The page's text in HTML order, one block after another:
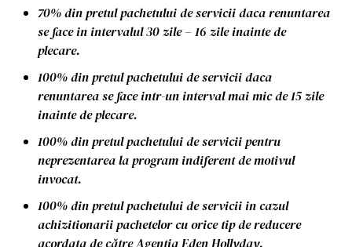
70% din pretul pachetului de servicii daca renuntarea
se face in intervalul 30 zile – 16 zile inainte de
plecare.
100% din pretul pachetului de servicii daca
renuntarea se face intr-un interval mai mic de 15 zile
inainte de plecare.
100% din pretul pachetului de servicii pentru
neprezentarea la program indiferent de motivul
invocat.
100% din pretul pachetului de servicii in cazul
achizitionarii pachetelor cu orice tip de reducere
acordata de către Agenția Eden Hollyday.